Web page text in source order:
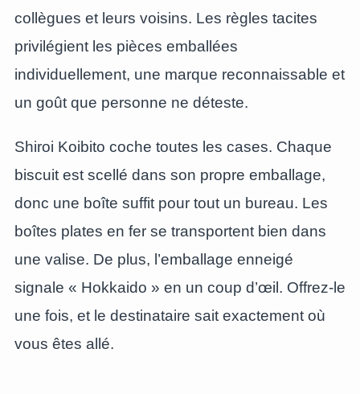
collègues et leurs voisins. Les règles tacites
privilégient les pièces emballées
individuellement, une marque reconnaissable et
un goût que personne ne déteste.
Shiroi Koibito coche toutes les cases. Chaque
biscuit est scellé dans son propre emballage,
donc une boîte suffit pour tout un bureau. Les
boîtes plates en fer se transportent bien dans
une valise. De plus, l’emballage enneigé
signale « Hokkaido » en un coup d’œil. Offrez-le
une fois, et le destinataire sait exactement où
vous êtes allé.